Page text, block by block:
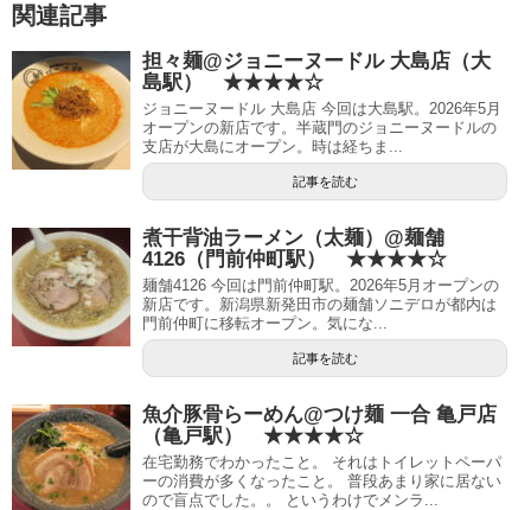
関連記事
担々麺@ジョニーヌードル 大島店（大
島駅） ★★★★☆
ジョニーヌードル 大島店 今回は大島駅。2026年5月
オープンの新店です。半蔵門のジョニーヌードルの
支店が大島にオープン。時は経ちま...
記事を読む
煮干背油ラーメン（太麺）@麺舗
4126（門前仲町駅） ★★★★☆
麺舗4126 今回は門前仲町駅。2026年5月オープンの
新店です。新潟県新発田市の麺舗ソニデロが都内は
門前仲町に移転オープン。気にな...
記事を読む
魚介豚骨らーめん@つけ麺 一合 亀戸店
（亀戸駅） ★★★★☆
在宅勤務でわかったこと。 それはトイレットペーパ
ーの消費が多くなったこと。 普段あまり家に居ない
ので盲点でした。。 というわけでメンラ...